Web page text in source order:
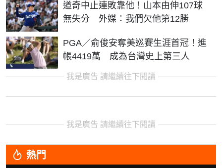
道奇中止連敗靠他！山本由伸107球
無失分 外媒：我們欠他第12勝
PGA／俞俊安奪美巡賽生涯首冠！進
帳4419萬 成為台灣史上第三人
我是廣告 請繼續往下閱讀
我是廣告 請繼續往下閱讀
熱門